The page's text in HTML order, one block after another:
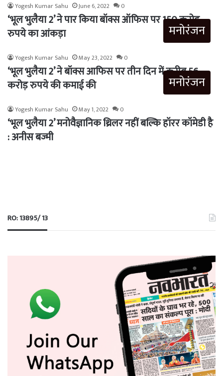
Yogesh Kumar Sahu June 6, 2022 0
‘भूल भुलैया 2’ ने पार किया बॉक्स ऑफिस पर 150 करोड़
रुपये का आंकड़ा
मनोरंजन
Yogesh Kumar Sahu May 23, 2022 0
‘भूल भुलैया 2’ ने बॉक्स आफिस पर तीन दिन में करीब 56
करोड़ रुपये की कमाई की
मनोरंजन
Yogesh Kumar Sahu May 1, 2022 0
‘भूल भुलैया 2’ मनोवैज्ञानिक थ्रिलर नहीं बल्कि हॉरर कॉमेडी है
: अनीस बज्मी
RO: 13895/ 13